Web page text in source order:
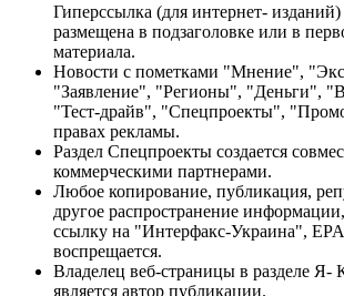
Гиперссылка (для интернет-
размещена в подзаголовке или в
материала.
Новости с пометками "Мнение",
"Заявление", "Регионы", "Деньги",
"Тест-драйв", "Спецпроекты",
правах рекламы.
Раздел Спецпроекты создается
коммерческими партнерами.
Любое копирование, публикация,
другое распространение
ссылку на "Интерфакс-Украина",
воспрещается.
Владелец веб-страницы в разделе Я-
является автор публикации.